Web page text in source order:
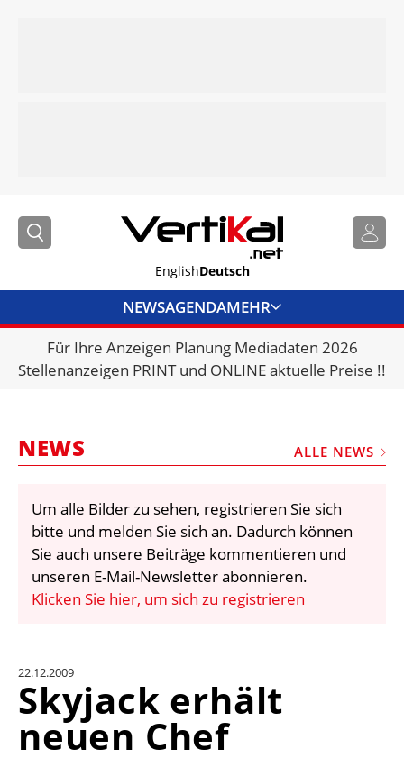
EnglishDeutsch
NEWSAGENDAMEHR
BRANCHENLINKS
VERMIETER
VIDEOS
BIBLIOTHEK
KRAN & BÜHNE
EINHEITENKONVERTER
KONTAKT
Für Ihre Anzeigen Planung Mediadaten 2026
Stellenanzeigen PRINT und ONLINE aktuelle Preise !!
NEWS ALLE NEWS
Um alle Bilder zu sehen, registrieren Sie sich
bitte und melden Sie sich an. Dadurch können
Sie auch unsere Beiträge kommentieren und
unseren E-Mail-Newsletter abonnieren.
Klicken Sie hier, um sich zu registrieren
22.12.2009
Skyjack erhält
neuen Chef